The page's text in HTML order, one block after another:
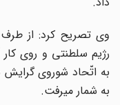
وی تصریح کرد: از طرف
رژیم سلطنتی و روی کار
به اتّحاد شوروی گرایش
به شمار می­رفت.